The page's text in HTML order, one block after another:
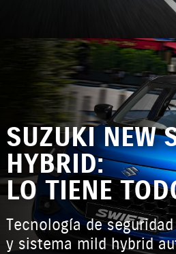
SUZUKI NEW
HYBRID:
LO TIENE
Tecnología de
y sistema mild hybrid